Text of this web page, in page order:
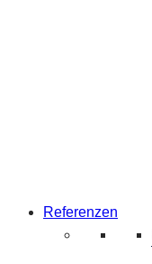
Referenzen